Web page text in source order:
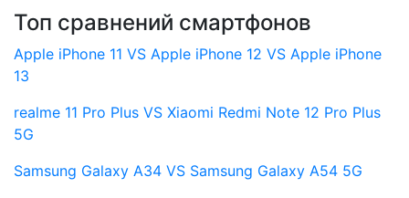
Топ сравнений смартфонов
Apple iPhone 11 VS Apple iPhone 12 VS Apple iPhone
13
realme 11 Pro Plus VS Xiaomi Redmi Note 12 Pro Plus
5G
Samsung Galaxy A34 VS Samsung Galaxy A54 5G